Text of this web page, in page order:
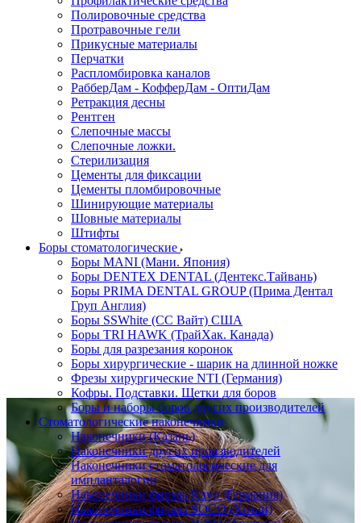
Полировочные средства
Протравочные гели
Прикусные материалы
Перчатки
Распломбировка каналов
РабберДам - КофферДам - ОптиДам
Ретракция десны
Рентген
Слепочные массы
Слепочные ложки.
Стерилизация
Цементы для фиксации
Цементы пломбировочные
Шинирующие материалы
Шовные материалы
Штифты
Боры стоматологические
Боры MANI (Мани. Япония)
Боры DENTEX DENTAL (Дентекс.Тайвань)
Боры PRIMA DENTAL GROUP (Прима Дентал
Груп Англия)
Боры SSWhite (СС Вайт) США
Боры TRI HAWK (ТрайХак. Канада)
Боры для разрезания коронок
Боры хирургические - шарик на длинной ножке
Фрезы хирургические NTI (Германия)
Кофры. Подставки. Щетки для боров
Боры и наборы боров других производителей
Стоматологические наконечники
Наконечники (Казань)
Наконечники других производителей
Наконечники стоматологические для
импланталогии
Наконечники фирмы Kavo (Германия)
Наконечники фирмы SOCO (Китай)